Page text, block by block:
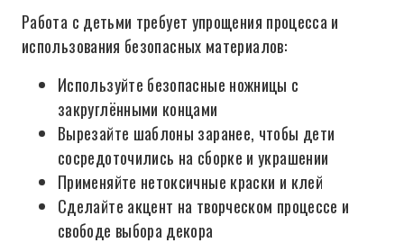
Работа с детьми требует упрощения процесса и
использования безопасных материалов:
Используйте безопасные ножницы с
закруглёнными концами
Вырезайте шаблоны заранее, чтобы дети
сосредоточились на сборке и украшении
Применяйте нетоксичные краски и клей
Сделайте акцент на творческом процессе и
свободе выбора декора